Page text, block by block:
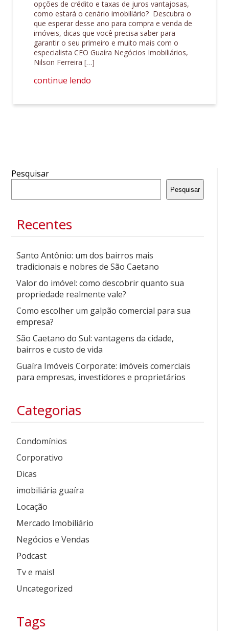
opções de crédito e taxas de juros vantajosas,
como estará o cenário imobiliário? Descubra o
que esperar desse ano para compra e venda de
imóveis, dicas que você precisa saber para
garantir o seu primeiro e muito mais com o
especialista CEO Guaíra Negócios Imobiliários,
Nilson Ferreira […]
continue lendo
Pesquisar
Pesquisar
Recentes
Santo Antônio: um dos bairros mais
tradicionais e nobres de São Caetano
Valor do imóvel: como descobrir quanto sua
propriedade realmente vale?
Como escolher um galpão comercial para sua
empresa?
São Caetano do Sul: vantagens da cidade,
bairros e custo de vida
Guaíra Imóveis Corporate: imóveis comerciais
para empresas, investidores e proprietários
Categorias
Condomínios
Corporativo
Dicas
imobiliária guaíra
Locação
Mercado Imobiliário
Negócios e Vendas
Podcast
Tv e mais!
Uncategorized
Tags